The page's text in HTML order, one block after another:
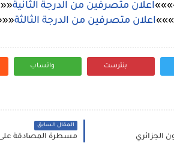
اعلان متصرفين من الدرجة الثانية
اعلان متصرفين من الدرجة الثالثة
بنترست واتساب
الجزائري
المقال السابق
مسطرة المصادقة على